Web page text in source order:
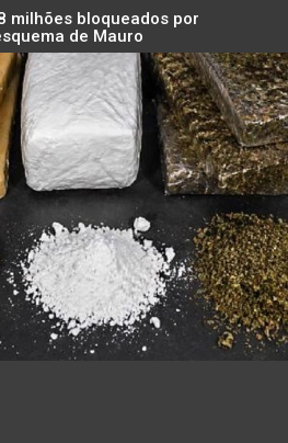
milhões bloqueados por
de Mauro